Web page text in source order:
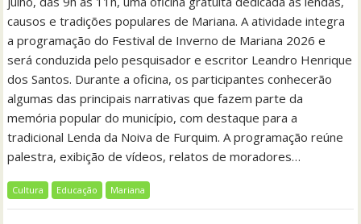
causos e tradições populares de Mariana. A atividade integra
a programação do Festival de Inverno de Mariana 2026 e
será conduzida pelo pesquisador e escritor Leandro Henrique
dos Santos. Durante a oficina, os participantes conhecerão
algumas das principais narrativas que fazem parte da
memória popular do município, com destaque para a
tradicional Lenda da Noiva de Furquim. A programação reúne
palestra, exibição de vídeos, relatos de moradores…
Cultura Educação Mariana